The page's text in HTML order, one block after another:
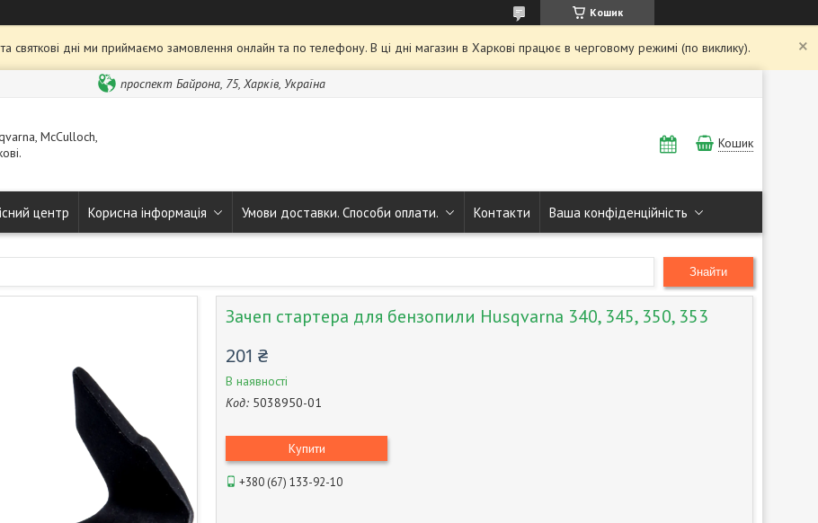
Кошик
святкові дні ми приймаємо замовлення онлайн та по телефону. В ці дні магазин в Харкові працює в черговому режимі (по виклику).
проспект Байрона, 75, Харків, Україна
McCulloch,
Кошик
центр Корисна інформація Умови доставки. Способи оплати. Контакти Ваша конфіденційність
Знайти
Зачеп стартера для бензопили Husqvarna 340, 345, 350, 353
201 ₴
В наявності
Код: 5038950-01
Купити
+380 (67) 133-92-10